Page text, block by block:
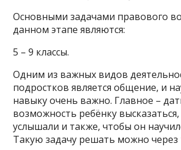
Основными задачами правового
данном этапе являются:
5 – 9 классы.
Одним из важных видов
подростков является общение, и
навыку очень важно. Главное –
возможность ребёнку
услышали и также, чтобы он
Такую задачу решать можно через